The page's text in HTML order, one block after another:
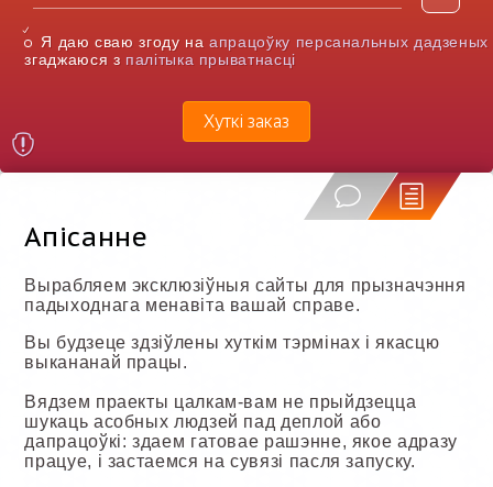
Я даю сваю згоду наапрацоўку персанальных дадзеных
згаджаюся з палітыка прыватнасці
Хуткі заказ
Апісанне
Вырабляем эксклюзіўныя сайты для прызначэння
падыходнага менавіта вашай справе.
Вы будзеце здзіўлены хуткім тэрмінах і якасцю
выкананай працы.
Вядзем праекты цалкам-вам не прыйдзецца
шукаць асобных людзей пад деплой або
дапрацоўкі: здаем гатовае рашэнне, якое адразу
працуе, і застаемся на сувязі пасля запуску.